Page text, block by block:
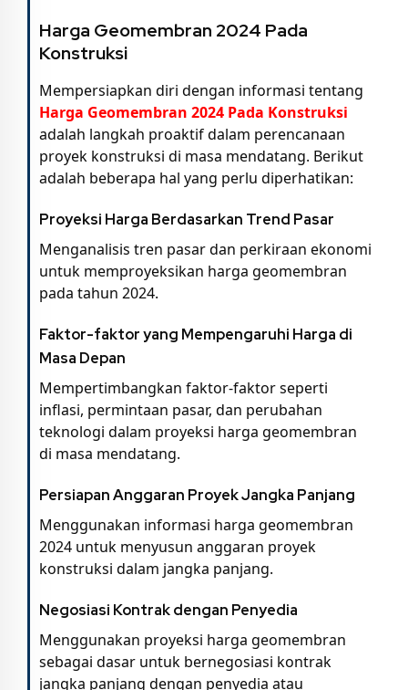
Harga Geomembran 2024 Pada
Konstruksi
Mempersiapkan diri dengan informasi tentang
Harga Geomembran 2024 Pada Konstruksi
adalah langkah proaktif dalam perencanaan
proyek konstruksi di masa mendatang. Berikut
adalah beberapa hal yang perlu diperhatikan:
Proyeksi Harga Berdasarkan Trend Pasar
Menganalisis tren pasar dan perkiraan ekonomi
untuk memproyeksikan harga geomembran
pada tahun 2024.
Faktor-faktor yang Mempengaruhi Harga di
Masa Depan
Mempertimbangkan faktor-faktor seperti
inflasi, permintaan pasar, dan perubahan
teknologi dalam proyeksi harga geomembran
di masa mendatang.
Persiapan Anggaran Proyek Jangka Panjang
Menggunakan informasi harga geomembran
2024 untuk menyusun anggaran proyek
konstruksi dalam jangka panjang.
Negosiasi Kontrak dengan Penyedia
Menggunakan proyeksi harga geomembran
sebagai dasar untuk bernegosiasi kontrak
jangka panjang dengan penyedia atau